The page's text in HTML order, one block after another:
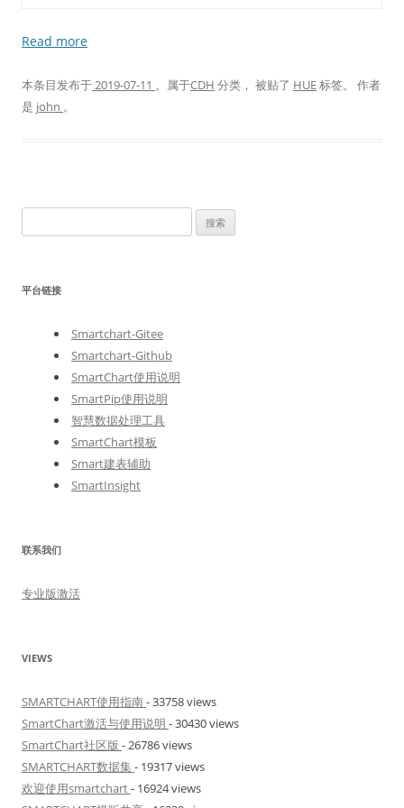
Read more
本条目发布于2019-07-11 。属于CDH 分类， 被贴了 HUE标签。 作者
是 john 。
索
平台链接
Smartchart-Gitee
Smartchart-Github
SmartChart使用说明
SmartPip使用说明
智慧数据处理工具
SmartChart模板
Smart建表辅助
SmartInsight
联系我们
专业版激活
VIEWS
SMARTCHART使用指南- 33758 views
SmartChart激活与使用说明 - 30430 views
SmartChart社区版 - 26786 views
SMARTCHART数据集 - 19317 views
欢迎使用smartchart- 16924 views